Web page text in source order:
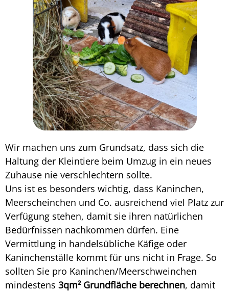
Wir machen uns zum Grundsatz, dass sich die
Haltung der Kleintiere beim Umzug in ein neues
Zuhause nie verschlechtern sollte.
Uns ist es besonders wichtig, dass Kaninchen,
Meerscheinchen und Co. ausreichend viel Platz zur
Verfügung stehen, damit sie ihren natürlichen
Bedürfnissen nachkommen dürfen. Eine
Vermittlung in handelsübliche Käfige oder
Kaninchenställe kommt für uns nicht in Frage. So
sollten Sie pro Kaninchen/Meerschweinchen
mindestens 3qm² Grundfläche berechnen, damit